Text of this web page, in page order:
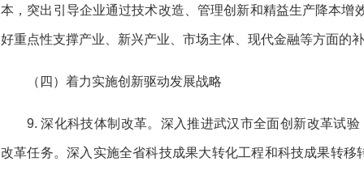
本，突出引导企业通过技术改造、管理创新和精益生产降本增
好重点性支撑产业、新兴产业、市场主体、现代金融等方面的
（四）着力实施创新驱动发展战略
9. 深化科技体制改革。深入推进武汉市全面创新改革试
改革任务。深入实施全省科技成果大转化工程和科技成果转